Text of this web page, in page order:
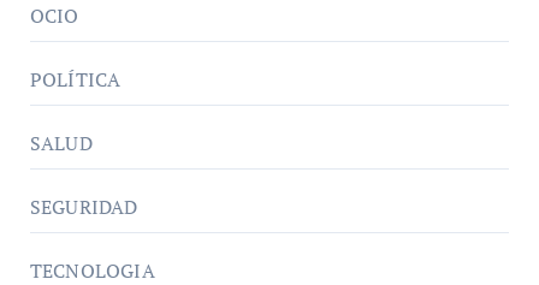
OCIO
POLÍTICA
SALUD
SEGURIDAD
TECNOLOGIA